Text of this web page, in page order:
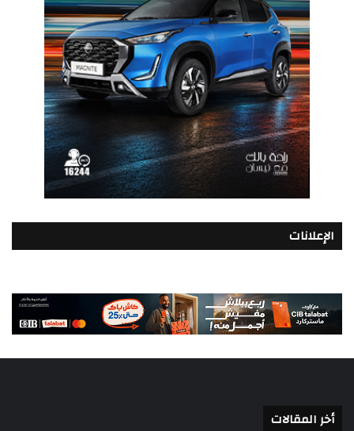
الإعلانات
أخر المقالات